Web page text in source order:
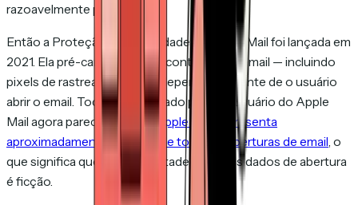
razoavelmente preciso.
Então a Proteção de Privacidade do Apple Mail foi lançada em
2021. Ela pré-carrega todo o conteúdo do email — incluindo
pixels de rastreamento — independentemente de o usuário
abrir o email. Todo email enviado para um usuário do Apple
Mail agora parece "aberto".Apple Mail representa
aproximadamente 55–60% de todas as aberturas de email, o
que significa que mais da metade dos seus dados de abertura
é ficção.